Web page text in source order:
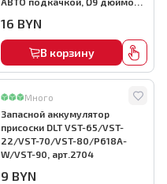
16 BYN
В корзину
Много
Запасной аккумулятор
присоски DLT VST-65/VST-
22/VST-70/VST-80/P618A-
W/VST-90, арт.2704
9 BYN